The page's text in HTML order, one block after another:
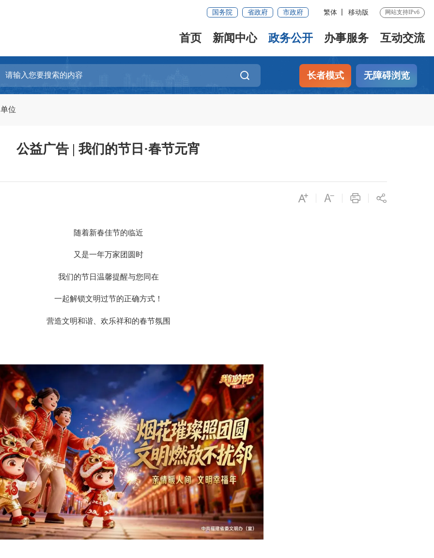
国务院 省政府 市政府 繁体 移动版 网站支持IPv6
首页 新闻中心 政务公开 办事服务 互动交流
长者模式 无障碍浏览
位
公益广告 | 我们的节日·春节元宵
随着新春佳节的临近
又是一年万家团圆时
我们的节日温馨提醒与您同在
一起解锁文明过节的正确方式！
营造文明和谐、欢乐祥和的春节氛围